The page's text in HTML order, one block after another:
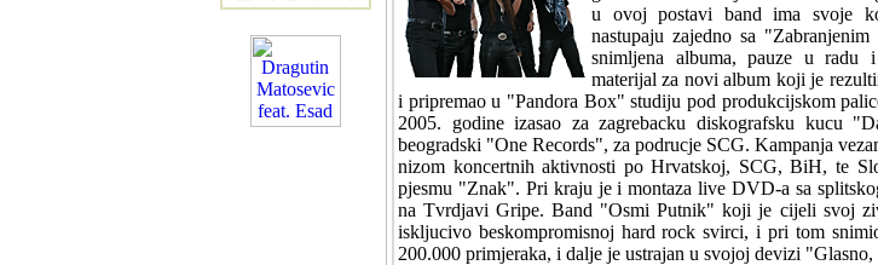
u ovoj postavi band ima svoje
nastupaju zajedno sa
snimljena albuma, pauze u radu
materijal za novi album koji je
i pripremao u "Pandora Box" studiju pod produkcijskom
2005. godine izasao za zagrebacku diskografsku kucu
beogradski "One Records", za podrucje SCG. Kampanja
nizom koncertnih aktivnosti po Hrvatskoj, SCG, BiH, te
pjesmu "Znak". Pri kraju je i montaza live DVD-a sa
na Tvrdjavi Gripe. Band "Osmi Putnik" koji je cijeli svoj
iskljucivo beskompromisnoj hard rock svirci, i pri tom
200.000 primjeraka, i dalje je ustrajan u svojoj devizi